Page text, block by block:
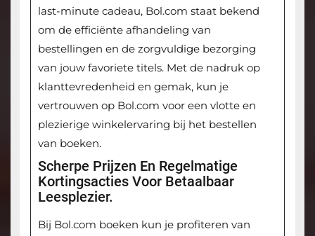
last-minute cadeau, Bol.com staat bekend
om de efficiënte afhandeling van
bestellingen en de zorgvuldige bezorging
van jouw favoriete titels. Met de nadruk op
klanttevredenheid en gemak, kun je
vertrouwen op Bol.com voor een vlotte en
plezierige winkelervaring bij het bestellen
van boeken.
Scherpe Prijzen En Regelmatige
Kortingsacties Voor Betaalbaar
Leesplezier.
Bij Bol.com boeken kun je profiteren van